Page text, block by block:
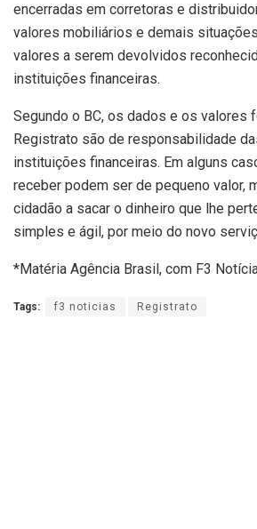
encerradas em corretoras e
valores mobiliários e demais
valores a serem devolvidos
instituições financeiras.
Segundo o BC, os dados e os valores
Registrato são de responsabilidade
instituições financeiras. Em alguns
receber podem ser de pequeno valor,
cidadão a sacar o dinheiro que lhe
simples e ágil, por meio do novo
*Matéria Agência Brasil, com F3
Tags: f3 noticias Registrato